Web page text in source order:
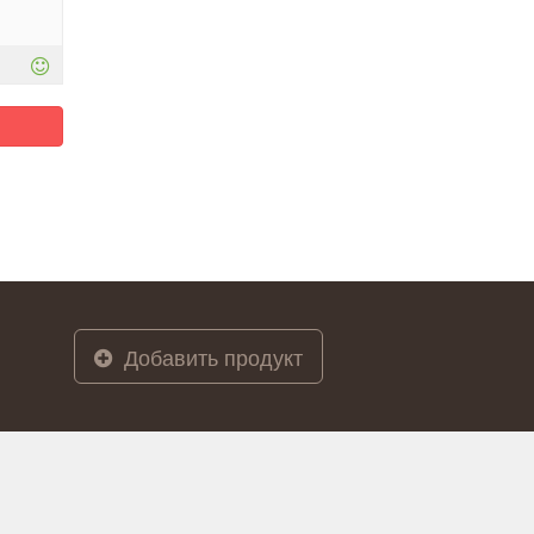
Добавить продукт